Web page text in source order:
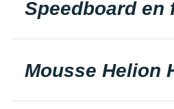
Speedboard en
Mousse Helion